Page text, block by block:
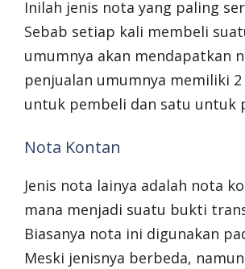
Inilah jenis nota yang paling
Sebab setiap kali membeli
umumnya akan mendapatkan
penjualan umumnya memiliki
untuk pembeli dan satu untuk
Nota Kontan
Jenis nota lainya adalah nota
mana menjadi suatu bukti
Biasanya nota ini digunakan
Meski jenisnya berbeda,